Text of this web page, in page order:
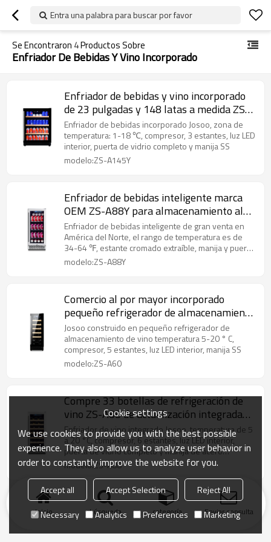
Entra una palabra para buscar por favor
Se Encontraron 4Productos Sobre
Enfriador De Bebidas Y Vino Incorporado
Enfriador de bebidas y vino incorporado
de 23 pulgadas y 148 latas a medida ZS-
A145Y para almacenamiento de bebidas
y vino con estante para bebidas y listón
de madera y puerta de vidrio completa
Enfriador de bebidas incorporado Josoo, zona de
temperatura: 1-18 ℃, compresor, 3 estantes, luz LED
interior, puerta de vidrio completo y manija SS
modelo:ZS-A145Y
Enfriador de bebidas inteligente marca
OEM ZS-A88Y para almacenamiento al
aire libre enfriador de bebidas con
estante cromado y puerta de acero
inoxidable
Enfriador de bebidas inteligente de gran venta en
América del Norte, el rango de temperatura es de
34-64 ℉, estante cromado extraíble, manija y puerta
de acero inoxidable.
modelo:ZS-A88Y
Comercio al por mayor incorporado
pequeño refrigerador de almacenamiento
de vino ZS-A60 para marcas de
enfriadores de vino OEM con puerta de
vidrio completa
Josoo construido en pequeño refrigerador de
almacenamiento de vino temperatura 5-20 ° C,
compresor, 5 estantes, luz LED interior, manija SS
modelo:ZS-A60
Compre 33 botellas de refrigeración de
vino ZS-A88 de actualización integrada
de una sola zona para vino con estante de
madera y puerta y manija de acero
inoxidable
Enfriador de vino integrado Josoo, temperatura de 5
a 20 °C, compresor, 6 estantes, luz LED interior,
puerta de vidrio completo y manija de acero
inoxidable
modelo:ZS-A88
Inicio búsqueda categoría Enviar consulta
Cookie settings
We use cookies to provide you with the best possible
experience. They also allow us to analyze user behavior in
order to constantly improve the website for you.
Accept all Accept Selection
Reject All
Necessary
Analytics Preferences Marketing